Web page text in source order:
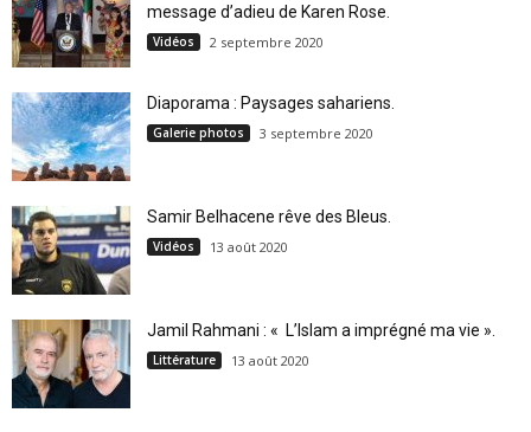
message d’adieu de Karen Rose.
Vidéos 2 septembre 2020
Diaporama : Paysages sahariens.
Galerie photos 3 septembre 2020
Samir Belhacene rêve des Bleus.
Vidéos 13 août 2020
Jamil Rahmani : « L’Islam a imprégné ma vie ».
Littérature 13 août 2020